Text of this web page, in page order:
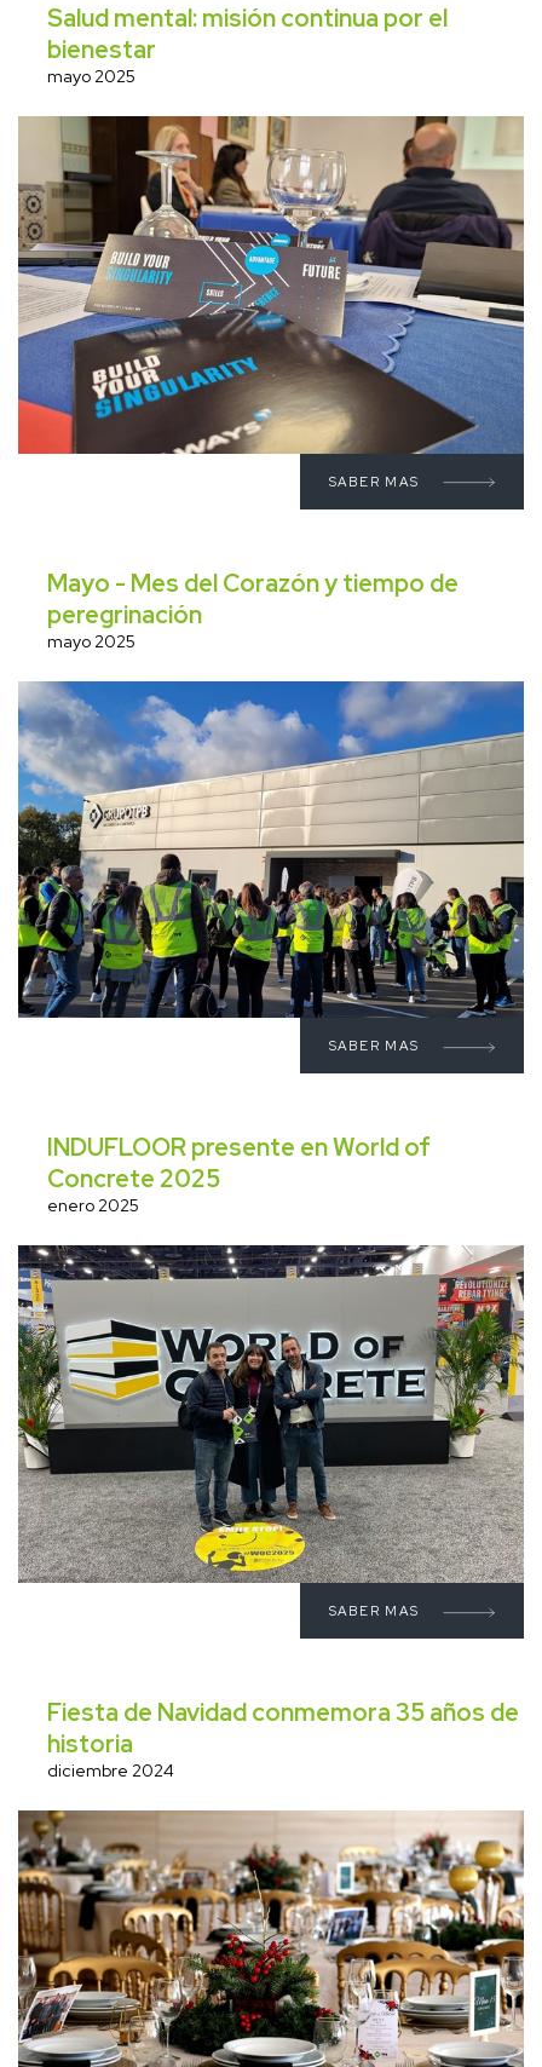
Salud mental: misión continua por el
bienestar
mayo 2025
SABER MAS
Mayo - Mes del Corazón y tiempo de
peregrinación
mayo 2025
SABER MAS
INDUFLOOR presente en World of
Concrete 2025
enero 2025
SABER MAS
Fiesta de Navidad conmemora 35 años de
historia
diciembre 2024